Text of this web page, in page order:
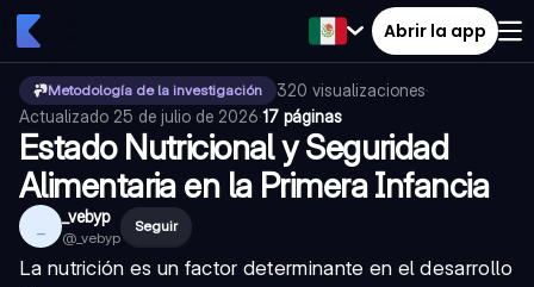
Abrir la app
Metodología de la investigación 320 visualizaciones·
Actualizado 25 de julio de 2026·17 páginas
Estado Nutricional y Seguridad
Alimentaria en la Primera Infancia
_vebyp
@ _vebyp
Seguir
La nutrición es un factor determinante en el desarrollo